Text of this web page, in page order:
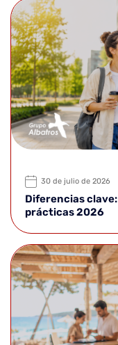
30 de julio de 2026
Diferencias
prácticas 2026